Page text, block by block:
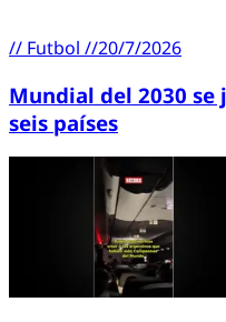
// Futbol //20/7/2026
Mundial del 2030 se
seis países